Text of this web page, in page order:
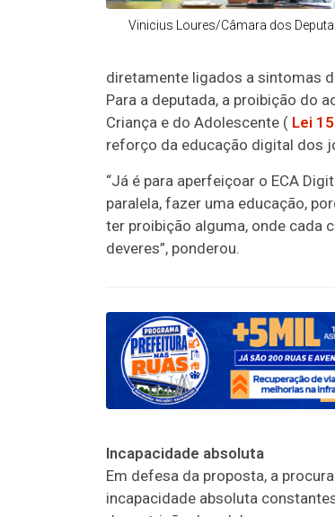
Vinicius Loures/Câmara dos
diretamente ligados a sintomas
Para a deputada, a proibição do
Criança e do Adolescente ( Lei
reforço da educação digital dos
“Já é para aperfeiçoar o ECA
paralela, fazer uma educação,
ter proibição alguma, onde cada
deveres”, ponderou.
Incapacidade absoluta
Em defesa da proposta, a
incapacidade absoluta